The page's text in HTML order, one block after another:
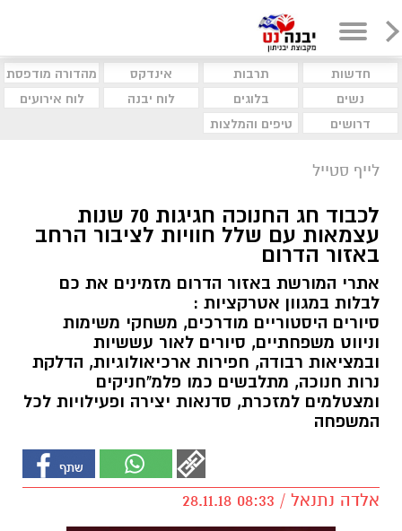
חדשות תרבות אינדקס
מהדורה מודפסת
נשים
בלוגים לוח יבנה
לוח אירועים
דרושים
טיפים והמלצות
לייף סטייל
לכבוד חג החנוכה חגיגות 70 שנות
עצמאות עם שלל חוויות לציבור הרחב
באזור הדרום
אתרי המורשת באזור הדרום מזמינים את כם
לבלות במגוון אטרקציות :
סיורים היסטוריים מודרכים, משחקי משימות
וניווט משפחתיים, סיורים לאור עששיות
ובמציאות רבודה, חפירות ארכיאולוגיות, הדלקת
נרות חנוכה, מתלבשים כמו פלמ"חניקים
ומצטלמים למזכרת, סדנאות יצירה ופעילויות לכל
המשפחה
אלדה נתנאל / 08:33 28.11.18